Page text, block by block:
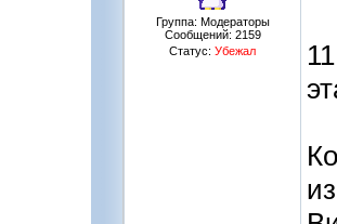
Группа: Модераторы
Сообщений: 2159
Статус: Убежал